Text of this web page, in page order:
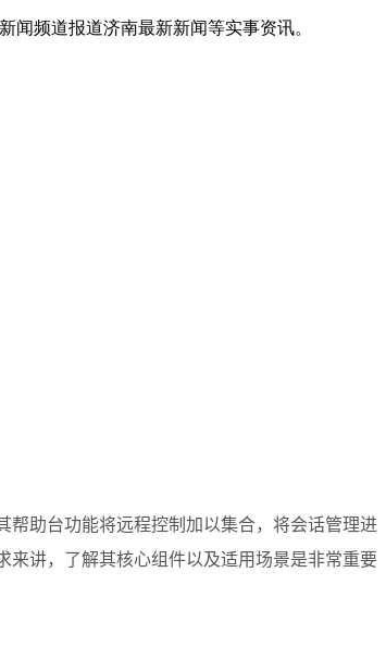
闻频道报道济南最新新闻等实事资讯。
帮助台功能将远程控制加以集合，将会话管理进
讲，了解其核心组件以及适用场景是非常重要